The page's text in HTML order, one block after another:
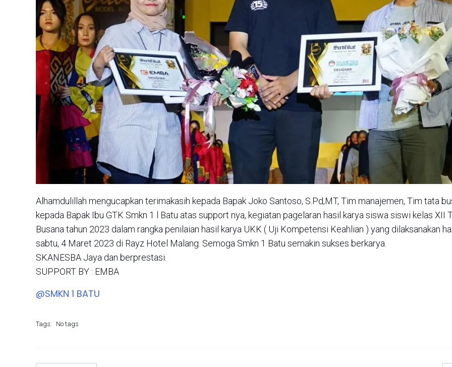
Alhamdulillah mengucapkan terimakasih kepada Bapak Joko Santoso, S.Pd,MT, Tim manajemen, Tim tata
kepada Bapak Ibu GTK Smkn 1 l Batu atas support nya, kegiatan pagelaran hasil karya siswa siswi kelas XII
Busana tahun 2023 dalam rangka penilaian hasil karya UKK ( Uji Kompetensi Keahlian ) yang dilaksanakan
sabtu, 4 Maret 2023 di Rayz Hotel Malang. Semoga Smkn 1 Batu semakin sukses berkarya.
SKANESBA Jaya dan berprestasi.
SUPPORT BY : EMBA
@SMKN 1 BATU
Tags: No tags